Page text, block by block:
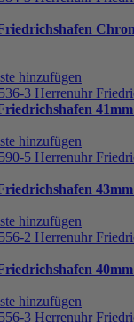
hinzufügen
hinzufügen
hinzufügen
hinzufügen